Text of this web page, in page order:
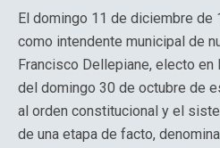
El domingo 11 de diciembre de
como intendente municipal de
Francisco Dellepiane, electo
del domingo 30 de octubre de
al orden constitucional y el
de una etapa de facto,